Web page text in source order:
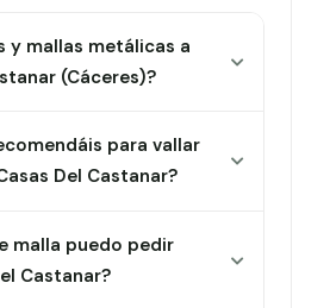
y mallas metálicas a
(Cáceres)?
para vallar
Del Castanar?
malla puedo pedir
Castanar?